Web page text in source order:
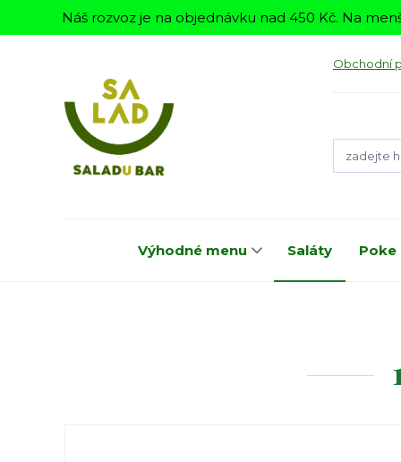
Náš rozvoz je na objednávku nad 450 Kč. Na
Obchodní
Výhodné menu Saláty Poke